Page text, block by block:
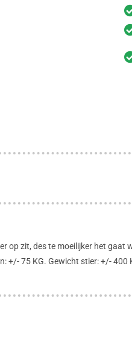
op zit, des te moeilijker het
75 KG. Gewicht stier: +/- 400